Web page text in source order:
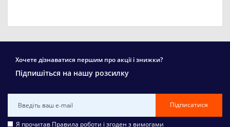
Хочете дізнаватися першим про акції і знижки?
Підпишіться на нашу розсилку
Підписатися
Я прочитав Правила роботи і згоден з вимогами